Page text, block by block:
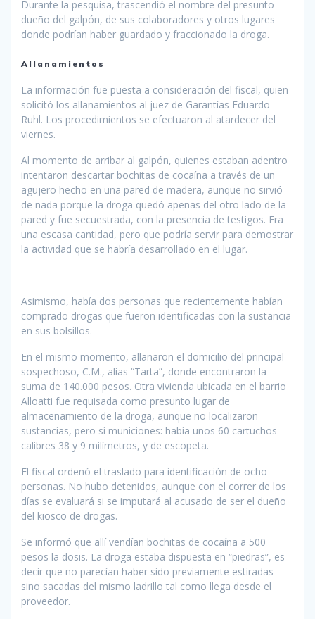
Durante la pesquisa, trascendió el nombre del presunto
dueño del galpón, de sus colaboradores y otros lugares
donde podrían haber guardado y fraccionado la droga.
Allanamientos
La información fue puesta a consideración del fiscal, quien
solicitó los allanamientos al juez de Garantías Eduardo
Ruhl. Los procedimientos se efectuaron al atardecer del
viernes.
Al momento de arribar al galpón, quienes estaban adentro
intentaron descartar bochitas de cocaína a través de un
agujero hecho en una pared de madera, aunque no sirvió
de nada porque la droga quedó apenas del otro lado de la
pared y fue secuestrada, con la presencia de testigos. Era
una escasa cantidad, pero que podría servir para demostrar
la actividad que se habría desarrollado en el lugar.
Asimismo, había dos personas que recientemente habían
comprado drogas que fueron identificadas con la sustancia
en sus bolsillos.
En el mismo momento, allanaron el domicilio del principal
sospechoso, C.M., alias “Tarta”, donde encontraron la
suma de 140.000 pesos. Otra vivienda ubicada en el barrio
Alloatti fue requisada como presunto lugar de
almacenamiento de la droga, aunque no localizaron
sustancias, pero sí municiones: había unos 60 cartuchos
calibres 38 y 9 milímetros, y de escopeta.
El fiscal ordenó el traslado para identificación de ocho
personas. No hubo detenidos, aunque con el correr de los
días se evaluará si se imputará al acusado de ser el dueño
del kiosco de drogas.
Se informó que allí vendían bochitas de cocaína a 500
pesos la dosis. La droga estaba dispuesta en “piedras”, es
decir que no parecían haber sido previamente estiradas
sino sacadas del mismo ladrillo tal como llega desde el
proveedor.